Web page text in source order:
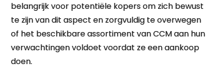
belangrijk voor potentiële kopers om zich bewust
te zijn van dit aspect en zorgvuldig te overwegen
of het beschikbare assortiment van CCM aan hun
verwachtingen voldoet voordat ze een aankoop
doen.